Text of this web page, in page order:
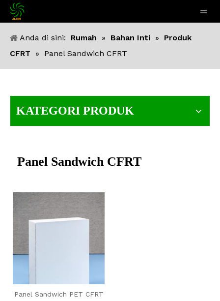
Anda di sini: Rumah » Bahan Inti »
Produk
CFRT
» Panel Sandwich CFRT
KATEGORI PRODUK
Panel Sandwich CFRT
Panel Sandwich PET CFRT